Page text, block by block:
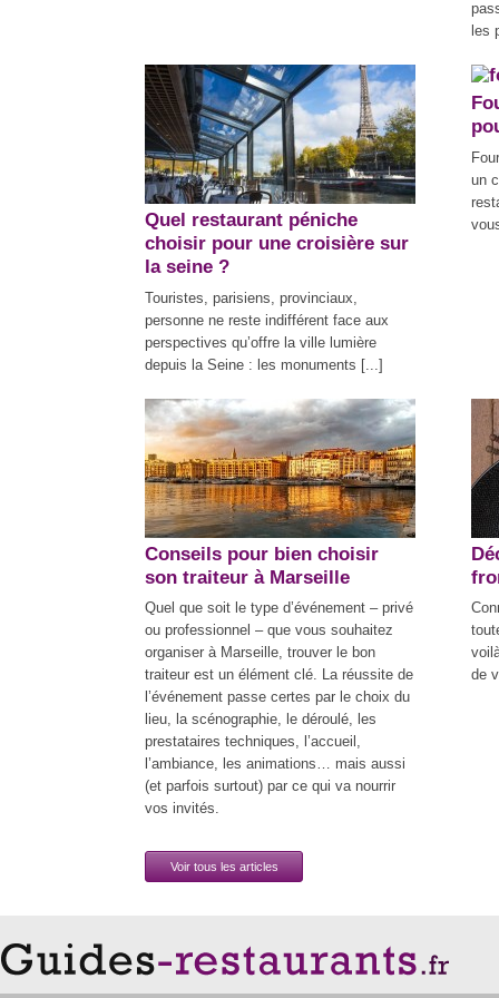
les
Quel restaurant péniche
choisir pour une croisière sur
la seine ?
Touristes, parisiens, provinciaux,
personne ne reste indifférent face aux
perspectives qu’offre la ville lumière
depuis la Seine : les monuments [...]
un
Conseils pour bien choisir
son traiteur à Marseille
Quel que soit le type d’événement – privé
ou professionnel – que vous souhaitez
organiser à Marseille, trouver le bon
traiteur est un élément clé. La réussite de
l’événement passe certes par le choix du
lieu, la scénographie, le déroulé, les
prestataires techniques, l’accueil,
l’ambiance, les animations… mais aussi
(et parfois surtout) par ce qui va nourrir
vos invités.
de
Voir tous les articles